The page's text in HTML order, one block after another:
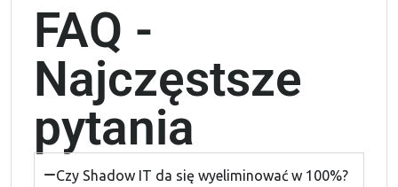
FAQ -
Najczęstsze
pytania
Czy Shadow IT da się wyeliminować w 100%?